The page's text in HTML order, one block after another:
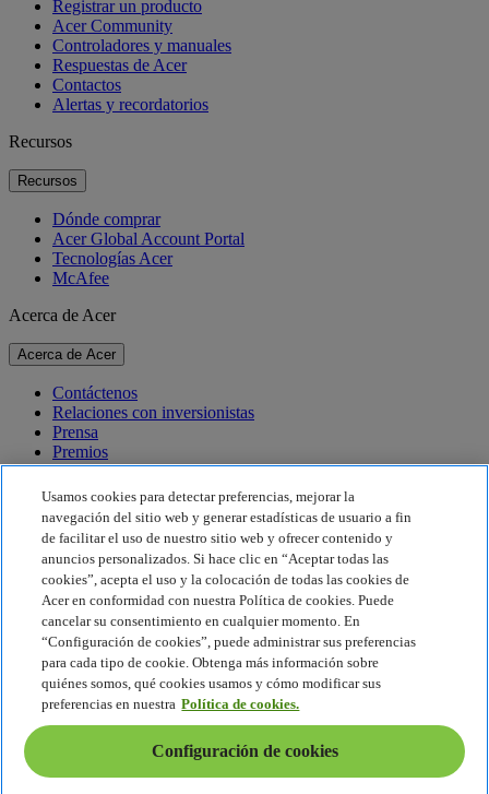
Registrar un producto
Acer Community
Controladores y manuales
Respuestas de Acer
Contactos
Alertas y recordatorios
Recursos
Recursos
Dónde comprar
Acer Global Account Portal
Tecnologías Acer
McAfee
Acerca de Acer
Acerca de Acer
Contáctenos
Relaciones con inversionistas
Prensa
Premios
Eventos
Sostenibilidad
Sostenibilidad
Responsabilidad social corporativa
Huella de carbono del producto
Proyecto Humanity
Earthion
Política de privacidad
Política de cookies
Aviso legal
Información legal adicional
Política de accesibilidad
Configuración de cookies
Usamos cookies para detectar preferencias, mejorar la
navegación del sitio web y generar estadísticas de usuario a fin
de facilitar el uso de nuestro sitio web y ofrecer contenido y
anuncios personalizados. Si hace clic en “Aceptar todas las
cookies”, acepta el uso y la colocación de todas las cookies de
Acer en conformidad con nuestra Política de cookies. Puede
cancelar su consentimiento en cualquier momento. En
“Configuración de cookies”, puede administrar sus preferencias
para cada tipo de cookie. Obtenga más información sobre
quiénes somos, qué cookies usamos y cómo modificar sus
preferencias en nuestra Política de cookies.
Configuración de cookies